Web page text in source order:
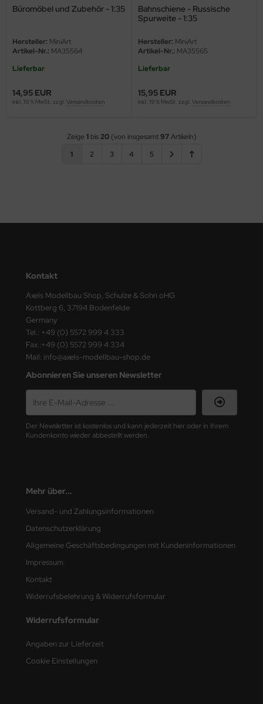
Büromöbel und Zubehör - 1:35
Hersteller: MiniArt
Artikel-Nr.: MA35564
Lieferbar
14,95 EUR
inkl. 19 % MwSt. zzgl. Versandkosten
Bahnschiene - Russische
Spurweite - 1:35
Hersteller: MiniArt
Artikel-Nr.: MA35565
Lieferbar
15,95 EUR
inkl. 19 % MwSt. zzgl. Versandkosten
Zeige 1bis20(von insgesamt97Artikeln)
1
2 3 4 5
Kontakt
Axels Modellbau Shop, Schulze & Sohn oHG
Kottberg 6, 37194 Bodenfelde
Germany
Tel.: +49 (0) 5572 999 4 333
Fax.:+49 (0) 5572 999 4 334
Mail: info@axels-modellbau-shop.de
Abonnieren Sie unseren Newsletter
Der Newsletter ist kostenlos und kann jederzeit hier oder in Ihrem
Kundenkonto wieder abbestellt werden.
Mehr über...
Versand- und Zahlungsinformationen
Datenschutzerklärung
Allgemeine Geschäftsbedingungen mit Kundeninformationen
Impressum
Kontakt
Widerrufsbelehrung & Widerrufsformular
Widerrufsformular
Angaben zur Lieferzeit
Cookie Einstellungen